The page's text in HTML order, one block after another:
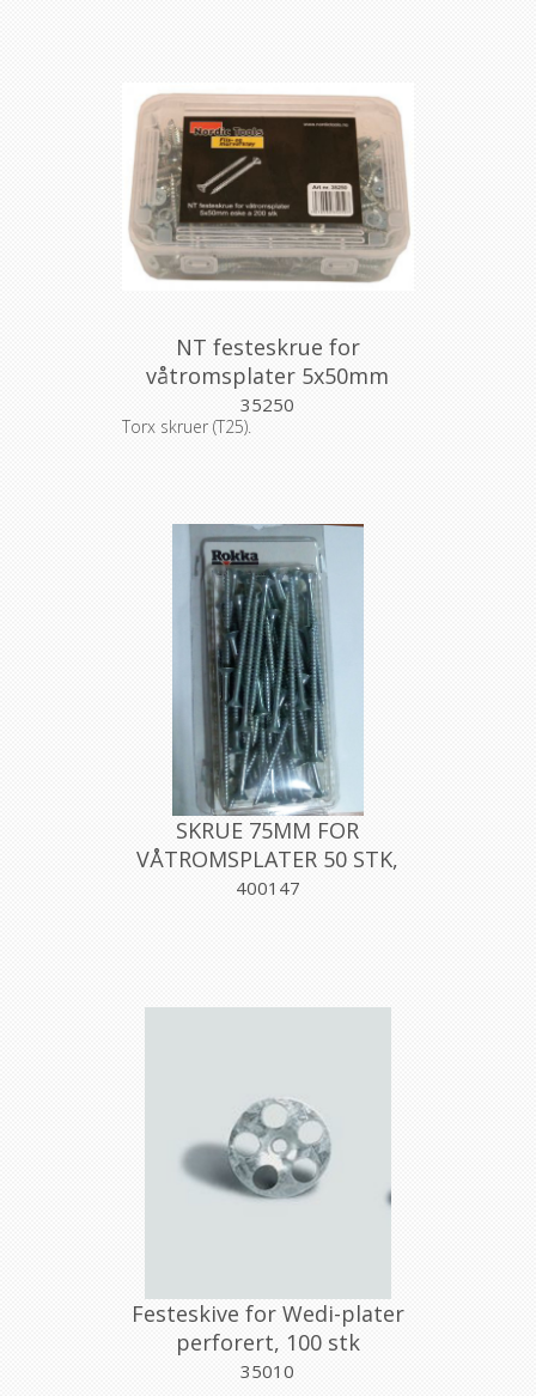
NT festeskrue for
våtromsplater 5x50mm
eske a 200 stk
35250
Torx skruer (T25).
SKRUE 75MM FOR
VÅTROMSPLATER 50 STK,
AQUALEX
400147
Festeskive for Wedi-plater
perforert, 100 stk
35010